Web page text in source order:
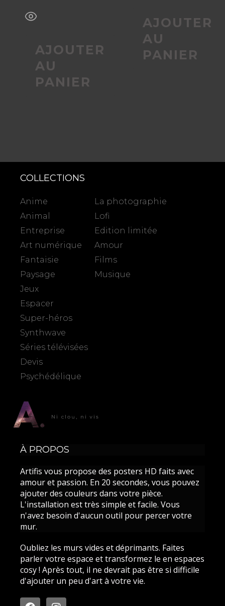
AJOUTER
AU
PANIER
AJOUTER
AU
PANIER
À PROPOS
Artifis vous propose des posters HD faits avec
amour et passion. En 20 secondes, vous pouvez
ajouter des couleurs dans votre pièce.
L'installation est très simple et facile. Vous
n'avez besoin d'aucun outil pour percer votre
mur.
Oubliez les murs vides et déprimants. Faites
parler votre espace et transformez le en espaces
cosy ! Après tout, il ne devrait pas être si difficile
d'ajouter un peu d'art à votre vie.
F
I
COLLECTIONS
Anime
Animal
Entreprise
Art numérique
Fantaisie
Paysage
Jeux
La photographie
Lofi
Edition limitée
Amour
Films
Musique
Espacer
Super-héros
Synthwave
Séries télévisées
Devis
Psychédélique